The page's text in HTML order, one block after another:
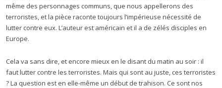
même des personnages communs, que nous appellerons des
terroristes, et la pièce raconte toujours l’impérieuse nécessité de
lutter contre eux. L’auteur est américain et il a de zélés disciples en
Europe.
Cela va sans dire, et encore mieux en le disant du matin au soir : il
faut lutter contre les terroristes. Mais qui sont au juste, ces terroristes
? La question est en elle-même un début de trahison. Ce sont nos